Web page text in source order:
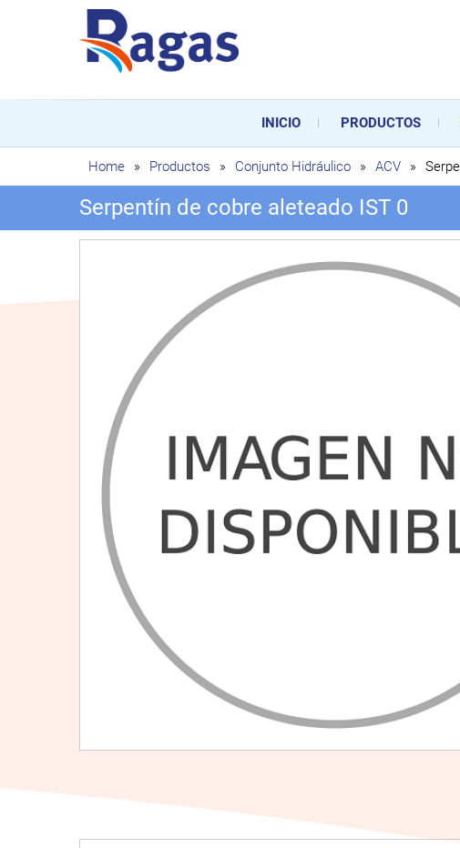
Ragas
Ragas S.L es una empresa
durante toda la vida útil de sus
INICIO PRODUCTOS
Home » Productos » Conjunto Hidráulico » ACV »
Serpentín de cobre aleteado IST 0